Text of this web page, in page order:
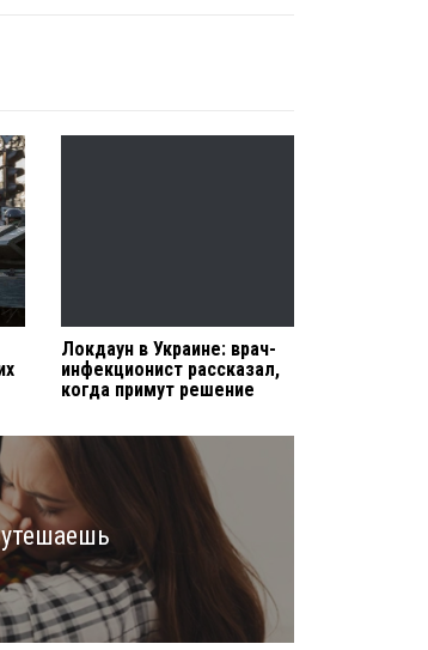
Локдаун в Украине: врач-
инфекционист рассказал,
когда примут решение